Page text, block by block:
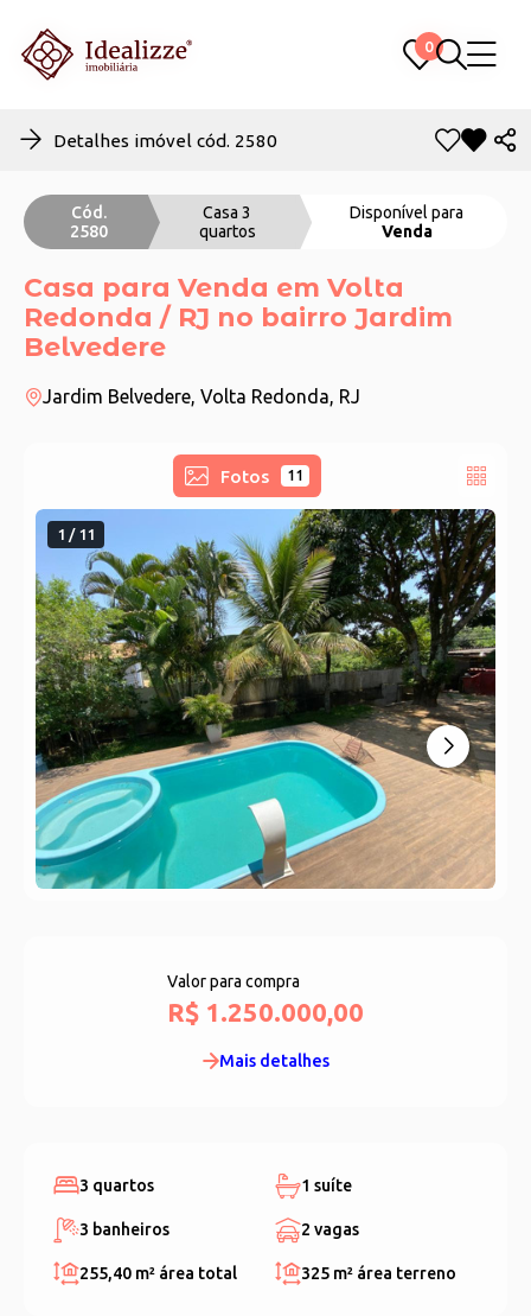
0
0
Detalhes imóvel cód. 2580
Cód.
2580
Casa 3
quartos
Disponível para
Venda
Casa para Venda em Volta
Redonda / RJ no bairro Jardim
Belvedere
Jardim Belvedere, Volta Redonda, RJ
Fotos 11
1 / 11
Valor para compra
R$ 1.250.000,00
Mais detalhes
3 quartos 1 suíte
3 banheiros 2 vagas
255,40 m² área total 325 m² área terreno